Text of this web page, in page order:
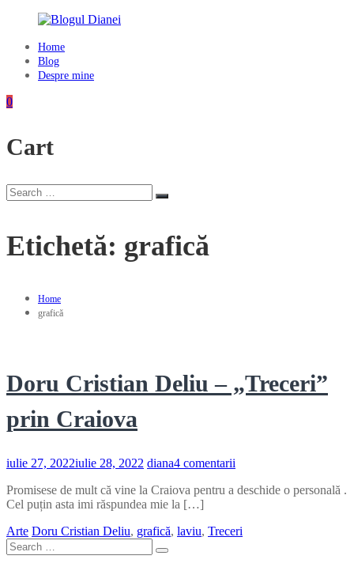
content
Blogul
Dianei
Blognotes
călătorii
și
finețuri
Home
Blog
Despre mine
0
Cart
Search
for:
Search
Etichetă: grafică
Home
grafică
Doru Cristian Deliu – „Treceri”
prin Craiova
iulie 27, 2022iulie 28, 2022 diana4 comentarii
Cristian
„Treceri”
Promisese de mult că vine la Craiova pentru a deschide o personală .
Cel puțin asta imi răspundea mie la […]
Arte Doru Cristian Deliu, grafică, laviu, Treceri
Search
for:
Search